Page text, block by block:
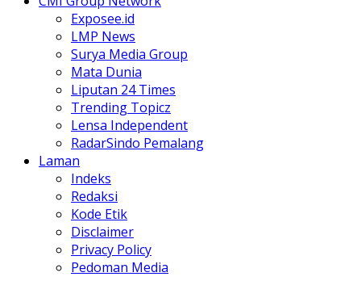
Exposee.id
LMP News
Surya Media Group
Mata Dunia
Liputan 24 Times
Trending Topicz
Lensa Independent
RadarSindo Pemalang
Laman
Indeks
Redaksi
Kode Etik
Disclaimer
Privacy Policy
Pedoman Media